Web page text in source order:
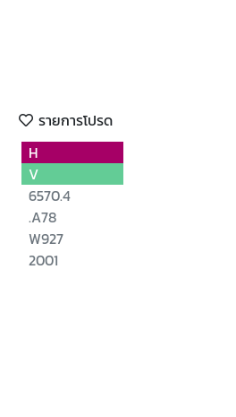
รายการโปรด
H
V
6570.4
.A78
W927
2001